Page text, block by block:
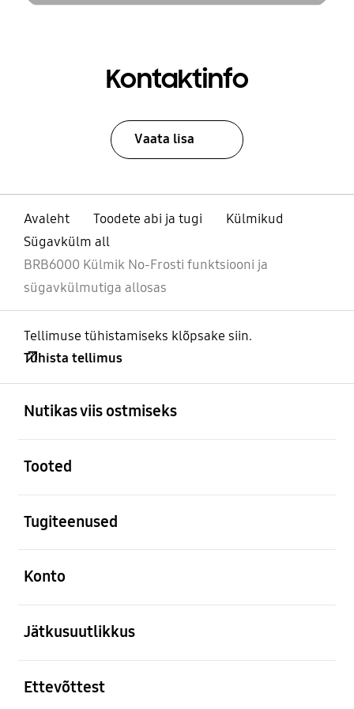
Kontaktinfo
Vaata lisa
Avaleht Toodete abi ja tugi
Külmikud
Sügavkülm all
BRB6000 Külmik No-Frosti funktsiooni ja
sügavkülmutiga allosas
Tellimuse tühistamiseks klõpsake siin.
Tühista tellimus
Nutikas viis ostmiseks
Tooted
Tugiteenused
Konto
Jätkusuutlikkus
Ettevõttest